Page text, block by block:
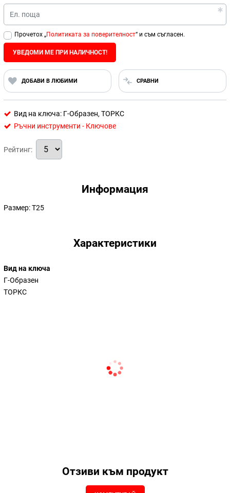
Ел. поща
Прочетох „Политиката за поверителност“ и съм съгласен.
УВЕДОМИ МЕ ПРИ НАЛИЧНОСТ!
ДОБАВИ В ЛЮБИМИ СРАВНИ
Вид на ключа: Г-Образен, ТОРКС
Ръчни инструменти - Ключове
Рейтинг:
Информация
Размер: Т25
Характеристики
Вид на ключа
Г-Образен
ТОРКС
Отзиви към продукт